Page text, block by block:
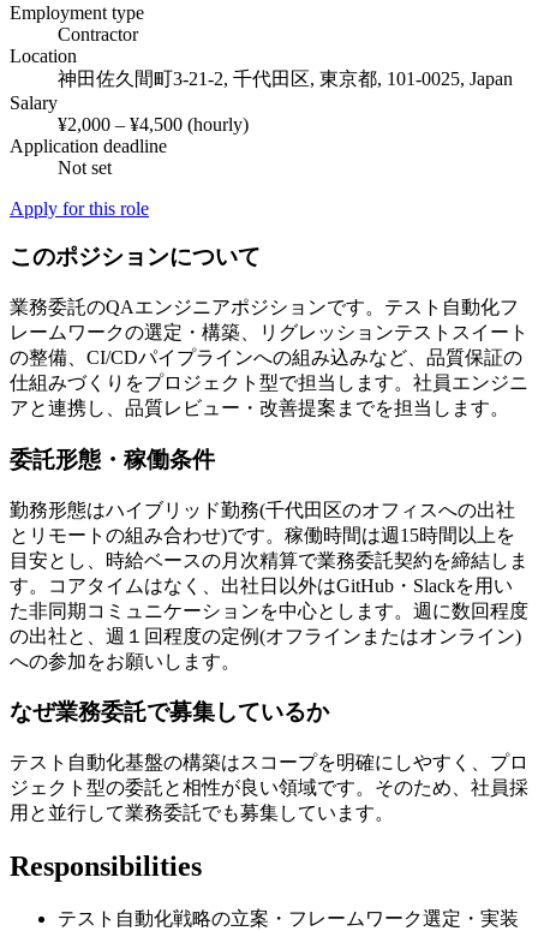
Employment type
Contractor
Location
神田佐久間町3-21-2, 千代田区, 東京都, 101-0025, Japan
Salary
¥2,000 – ¥4,500 (hourly)
Application deadline
Not set
Apply for this role
このポジションについて
業務委託のQAエンジニアポジションです。テスト自動化フ
レームワークの選定・構築、リグレッションテストスイート
の整備、CI/CDパイプラインへの組み込みなど、品質保証の
仕組みづくりをプロジェクト型で担当します。社員エンジニ
アと連携し、品質レビュー・改善提案までを担当します。
委託形態・稼働条件
勤務形態はハイブリッド勤務(千代田区のオフィスへの出社
とリモートの組み合わせ)です。稼働時間は週15時間以上を
目安とし、時給ベースの月次精算で業務委託契約を締結しま
す。コアタイムはなく、出社日以外はGitHub・Slackを用い
た非同期コミュニケーションを中心とします。週に数回程度
の出社と、週１回程度の定例(オフラインまたはオンライン)
への参加をお願いします。
なぜ業務委託で募集しているか
テスト自動化基盤の構築はスコープを明確にしやすく、プロ
ジェクト型の委託と相性が良い領域です。そのため、社員採
用と並行して業務委託でも募集しています。
Responsibilities
テスト自動化戦略の立案・フレームワーク選定・実装